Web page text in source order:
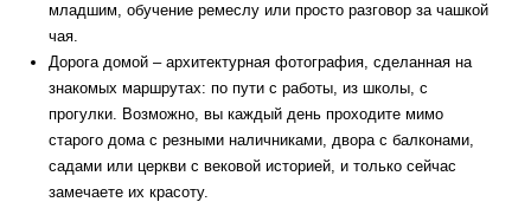
младшим, обучение ремеслу или просто разговор за чашкой
чая.
Дорога домой – архитектурная фотография, сделанная на
знакомых маршрутах: по пути с работы, из школы, с
прогулки. Возможно, вы каждый день проходите мимо
старого дома с резными наличниками, двора с балконами,
садами или церкви с вековой историей, и только сейчас
замечаете их красоту.